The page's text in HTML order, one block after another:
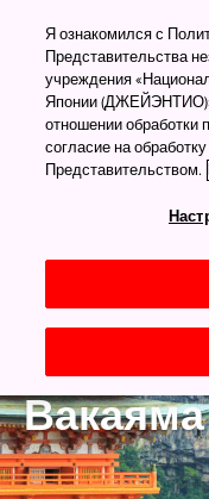
Кансай
Вакаяма
Я ознакомился с
Представительства
учреждения
Японии (ДЖЕЙЭНТИО)»
отношении
согласие на
Представительством.